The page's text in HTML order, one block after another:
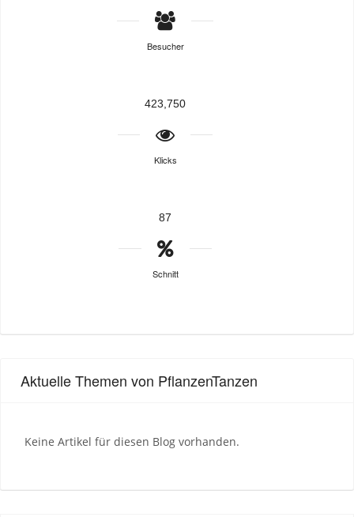
Besucher
423,750
Klicks
87
Schnitt
Aktuelle Themen von PflanzenTanzen
Keine Artikel für diesen Blog vorhanden.